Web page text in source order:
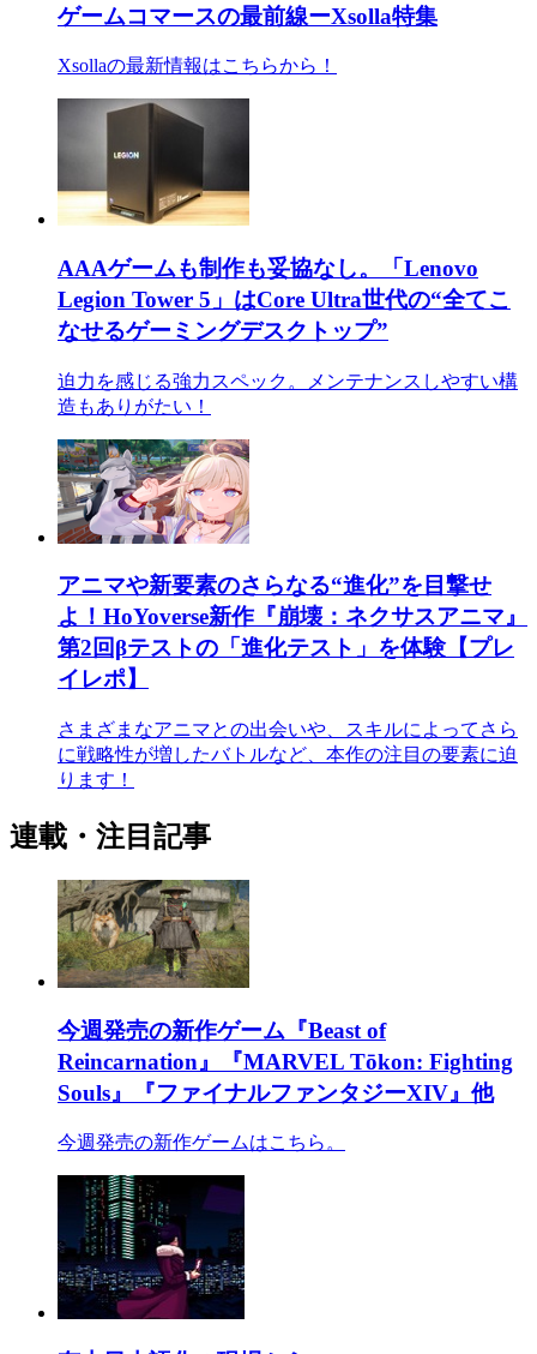
ゲームコマースの最前線ーXsolla特集
Xsollaの最新情報はこちらから！
AAAゲームも制作も妥協なし。「Lenovo
Legion Tower 5」はCore Ultra世代の“全てこ
なせるゲーミングデスクトップ”
迫力を感じる強力スペック。メンテナンスしやすい構
造もありがたい！
アニマや新要素のさらなる“進化”を目撃せ
よ！HoYoverse新作『崩壊：ネクサスアニマ』
第2回βテストの「進化テスト」を体験【プレ
イレポ】
さまざまなアニマとの出会いや、スキルによってさら
に戦略性が増したバトルなど、本作の注目の要素に迫
ります！
連載・注目記事
今週発売の新作ゲーム『Beast of
Reincarnation』『MARVEL Tōkon: Fighting
Souls』『ファイナルファンタジーXIV』他
今週発売の新作ゲームはこちら。